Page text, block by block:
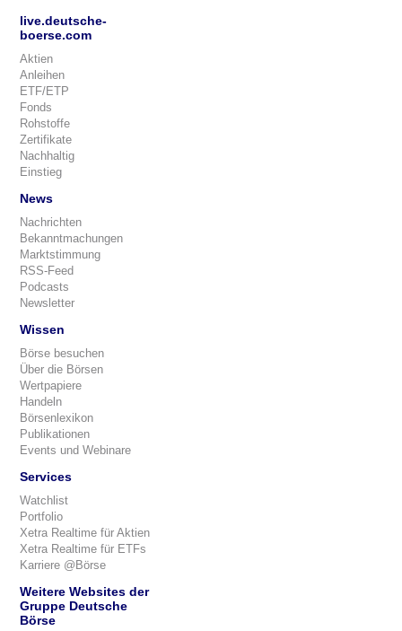
live.deutsche-
boerse.com
Aktien
Anleihen
ETF/ETP
Fonds
Rohstoffe
Zertifikate
Nachhaltig
Einstieg
News
Nachrichten
Bekanntmachungen
Marktstimmung
RSS-Feed
Podcasts
Newsletter
Wissen
Börse besuchen
Über die Börsen
Wertpapiere
Handeln
Börsenlexikon
Publikationen
Events und Webinare
Services
Watchlist
Portfolio
Xetra Realtime für Aktien
Xetra Realtime für ETFs
Karriere @Börse
Weitere Websites der
Gruppe Deutsche
Börse